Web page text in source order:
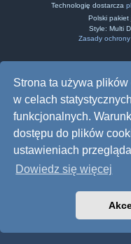
Strona ta używa
w celach
funkcjonalnych.
dostępu do plików
ustawieniach
Dowiedz się więcej
Technologię dostarcza
Polski pakiet
Style: Multi
Zasady